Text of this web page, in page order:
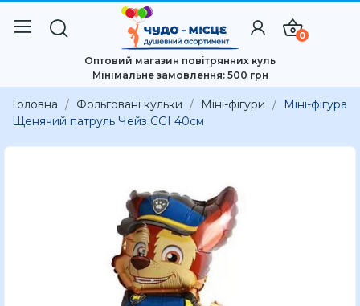
0
Оптовий магазин повітрянних куль
Мінімальне замовлення: 500 грн
Головна Фольговані кульки Міні-фігури
Міні-фігура
Щенячий патруль Чейз CGI 40см